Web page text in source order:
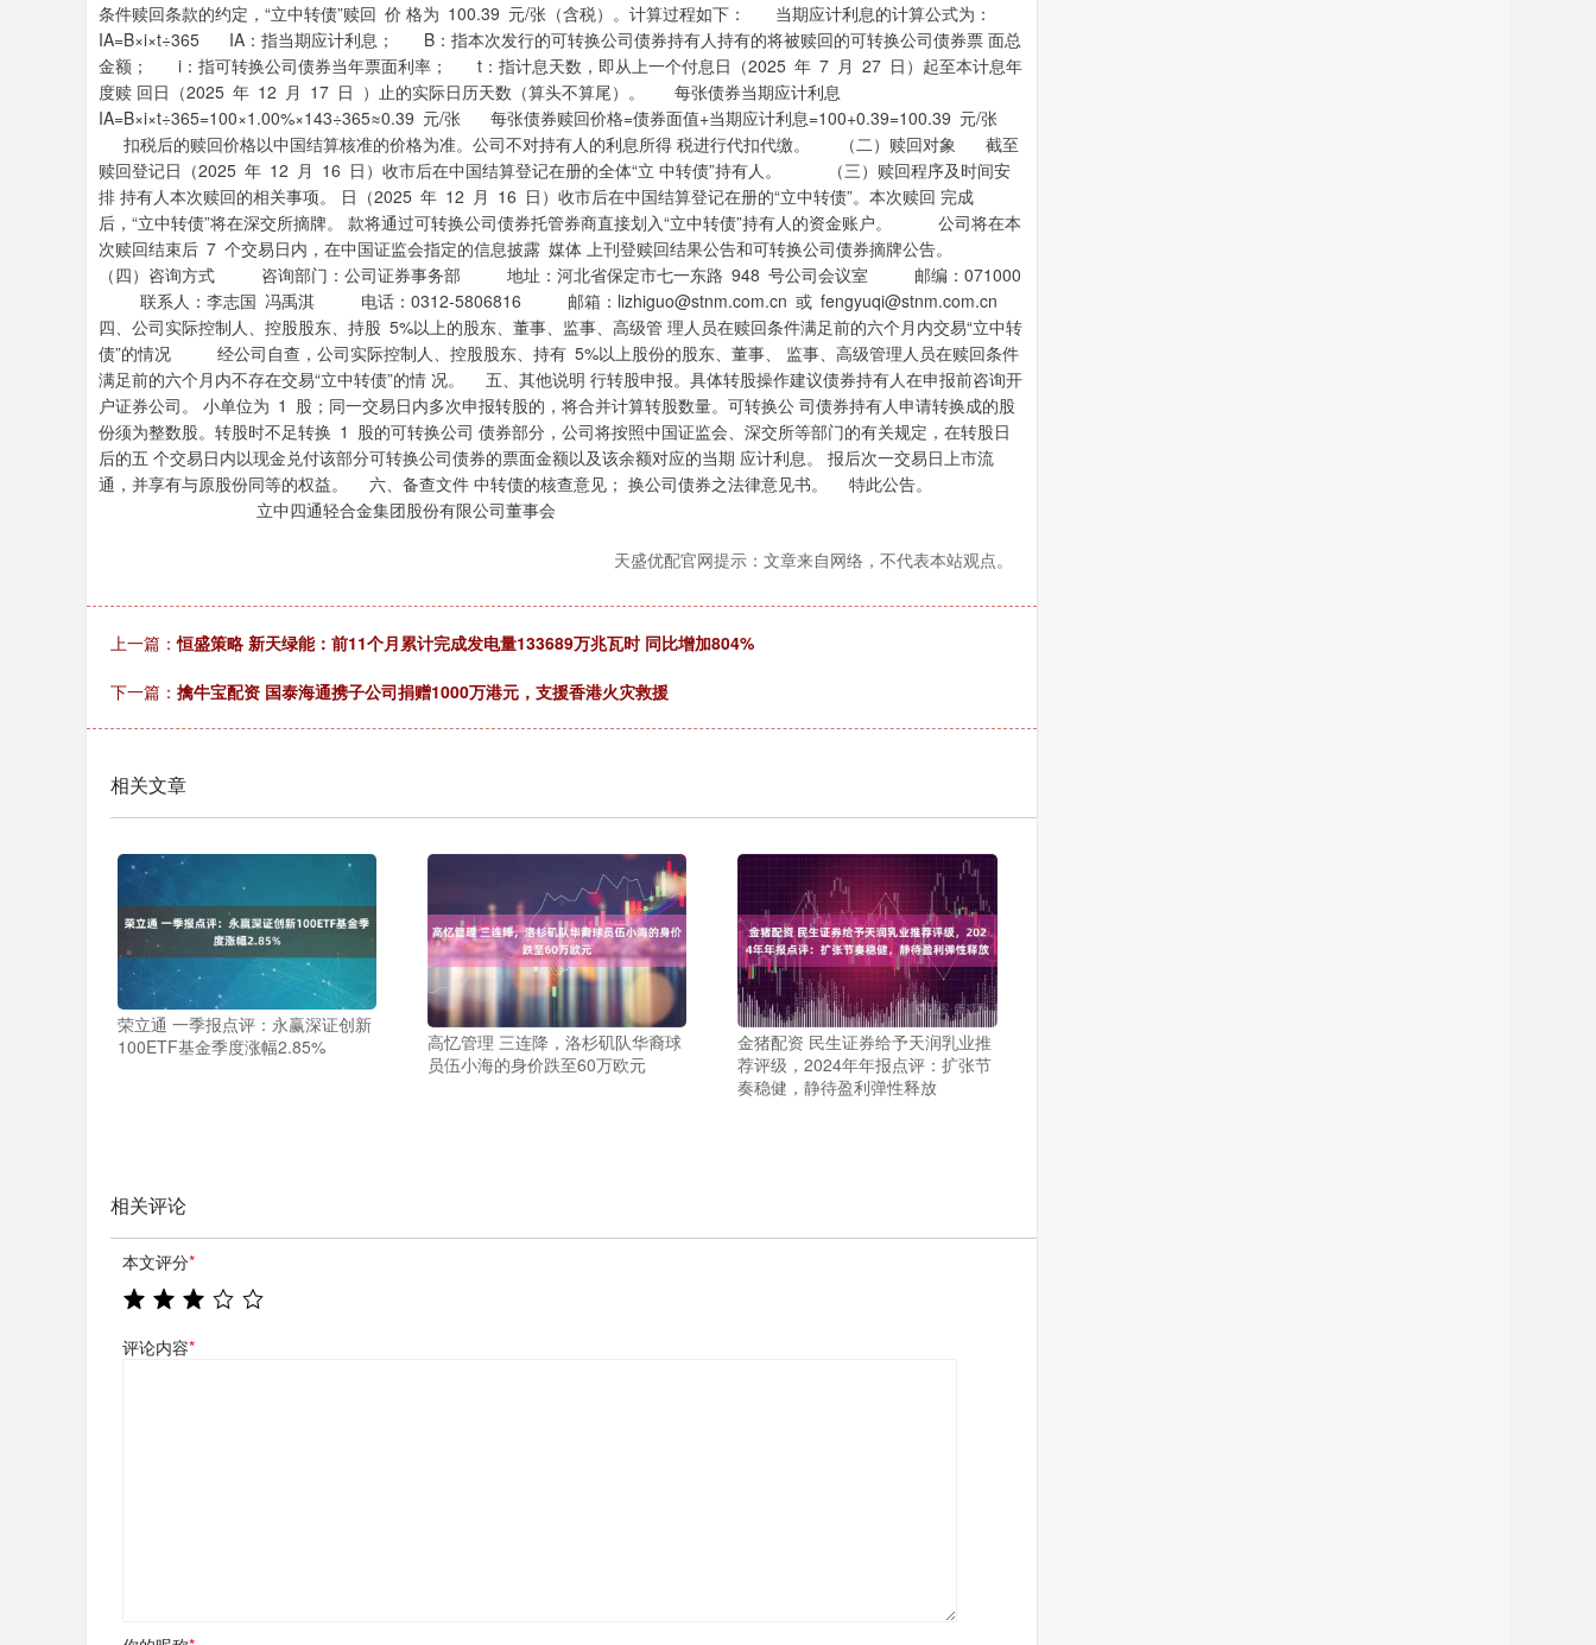
条件赎回条款的约定，“立中转债”赎回 价 格为 100.39 元/张（含税）。计算过程如下： 当期应计利息的计算公式为：
IA=B×i×t÷365 IA：指当期应计利息； B：指本次发行的可转换公司债券持有人持有的将被赎回的可转换公司债券票 面总
金额； i：指可转换公司债券当年票面利率； t：指计息天数，即从上一个付息日（2025 年 7 月 27 日）起至本计息年
度赎 回日（2025 年 12 月 17 日 ）止的实际日历天数（算头不算尾）。 每张债券当期应计利息
IA=B×i×t÷365=100×1.00%×143÷365≈0.39 元/张 每张债券赎回价格=债券面值+当期应计利息=100+0.39=100.39 元/张
扣税后的赎回价格以中国结算核准的价格为准。公司不对持有人的利息所得 税进行代扣代缴。 （二）赎回对象 截至
赎回登记日（2025 年 12 月 16 日）收市后在中国结算登记在册的全体“立 中转债”持有人。 （三）赎回程序及时间安
排 持有人本次赎回的相关事项。 日（2025 年 12 月 16 日）收市后在中国结算登记在册的“立中转债”。本次赎回 完成
后，“立中转债”将在深交所摘牌。 款将通过可转换公司债券托管券商直接划入“立中转债”持有人的资金账户。 公司将在本
次赎回结束后 7 个交易日内，在中国证监会指定的信息披露 媒体 上刊登赎回结果公告和可转换公司债券摘牌公告。
（四）咨询方式 咨询部门：公司证券事务部 地址：河北省保定市七一东路 948 号公司会议室 邮编：071000
联系人：李志国 冯禹淇 电话：0312-5806816 邮箱：lizhiguo@stnm.com.cn 或 fengyuqi@stnm.com.cn
四、公司实际控制人、控股股东、持股 5%以上的股东、董事、监事、高级管 理人员在赎回条件满足前的六个月内交易“立中转
债”的情况 经公司自查，公司实际控制人、控股股东、持有 5%以上股份的股东、董事、 监事、高级管理人员在赎回条件
满足前的六个月内不存在交易“立中转债”的情 况。 五、其他说明 行转股申报。具体转股操作建议债券持有人在申报前咨询开
户证券公司。 小单位为 1 股；同一交易日内多次申报转股的，将合并计算转股数量。可转换公 司债券持有人申请转换成的股
份须为整数股。转股时不足转换 1 股的可转换公司 债券部分，公司将按照中国证监会、深交所等部门的有关规定，在转股日
后的五 个交易日内以现金兑付该部分可转换公司债券的票面金额以及该余额对应的当期 应计利息。 报后次一交易日上市流
通，并享有与原股份同等的权益。 六、备查文件 中转债的核查意见； 换公司债券之法律意见书。 特此公告。
立中四通轻合金集团股份有限公司董事会
天盛优配官网提示：文章来自网络，不代表本站观点。
上一篇：恒盛策略 新天绿能：前11个月累计完成发电量133689万兆瓦时 同比增加804%
下一篇： 擒牛宝配资 国泰海通携子公司捐赠1000万港元，支援香港火灾救援
相关文章
荣立通 一季报点评：永赢深证创新
100ETF基金季度涨幅2.85%
高忆管理 三连降，洛杉矶队华裔球
员伍小海的身价跌至60万欧元
金猪配资 民生证券给予天润乳业推
荐评级，2024年年报点评：扩张节
奏稳健，静待盈利弹性释放
相关评论
本文评分*
评论内容*